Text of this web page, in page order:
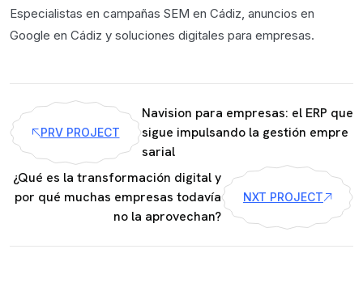
Especialistas en campañas SEM en Cádiz, anuncios en
Google en Cádiz y soluciones digitales para empresas.
PRV PROJECT
Navision para empresas: el ERP que
sigue impulsando la gestión empre
sarial
¿Qué es la transformación digital y
por qué muchas empresas todavía
no la aprovechan?
NXT PROJECT